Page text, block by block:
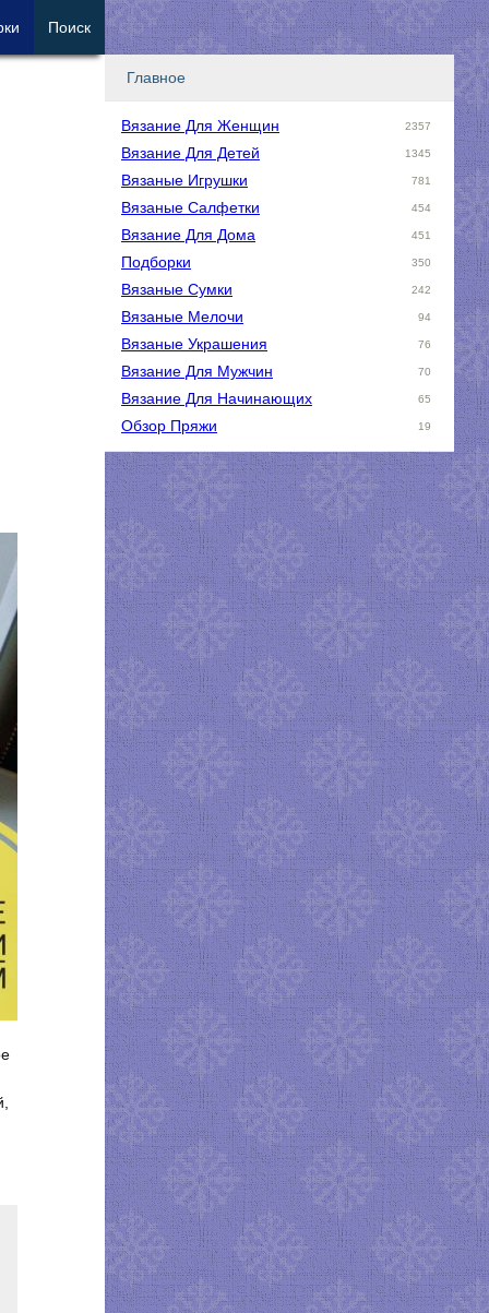
Главное
Вязание Для Женщин 2357
Вязание Для Детей 1345
Вязаные Игрушки 781
Вязаные Салфетки 454
Вязание Для Дома 451
Подборки 350
Вязаные Сумки 242
Вязаные Мелочи 94
Вязаные Украшения 76
Вязание Для Мужчин 70
Вязание Для Начинающих 65
Обзор Пряжи 19
Поиск